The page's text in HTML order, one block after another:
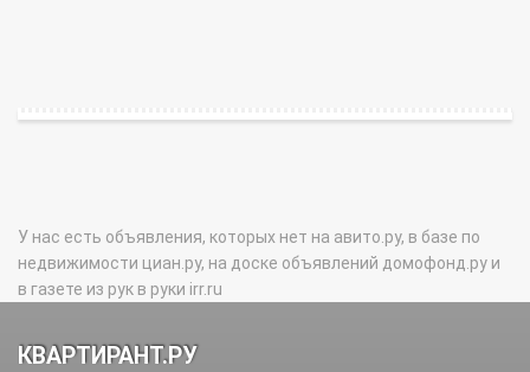
У нас есть объявления, которых нет на авито.ру, в базе по
недвижимости циан.ру, на доске объявлений домофонд.ру и
в газете из рук в руки irr.ru
КВАРТИРАНТ.РУ